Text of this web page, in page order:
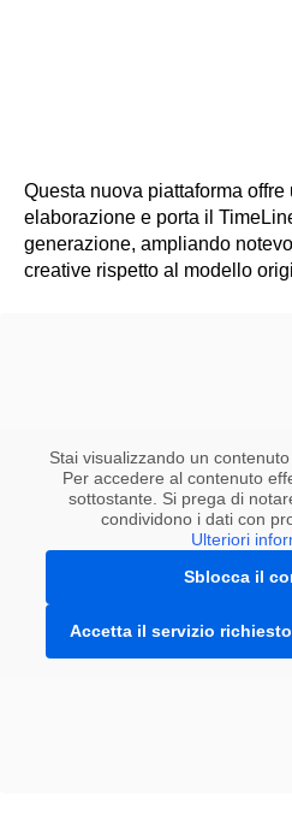
Questa nuova piattaforma
elaborazione e porta il
generazione, ampliando
creative rispetto al modello
Stai visualizzando un
Per accedere al contenuto
sottostante. Si prega di
condividono i dati con
Ulteriori
Sblocca il
Accetta il servizio